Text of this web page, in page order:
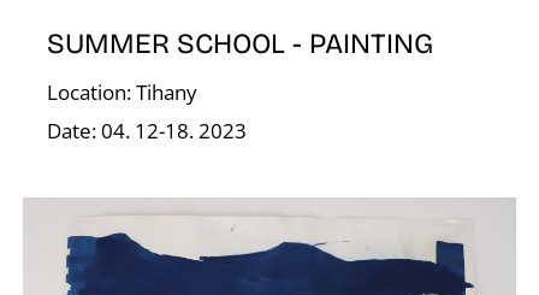
SUMMER SCHOOL - PAINTING
Location: Tihany
Date: 04. 12-18. 2023